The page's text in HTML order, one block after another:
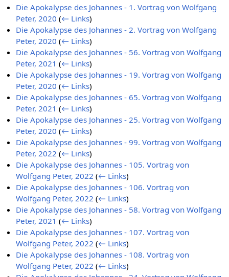
Die Apokalypse des Johannes - 1. Vortrag von Wolfgang
Peter, 2020 (← Links)
Die Apokalypse des Johannes - 2. Vortrag von Wolfgang
Peter, 2020 (← Links)
Die Apokalypse des Johannes - 56. Vortrag von Wolfgang
Peter, 2021 (← Links)
Die Apokalypse des Johannes - 19. Vortrag von Wolfgang
Peter, 2020 (← Links)
Die Apokalypse des Johannes - 65. Vortrag von Wolfgang
Peter, 2021 (← Links)
Die Apokalypse des Johannes - 25. Vortrag von Wolfgang
Peter, 2020 (← Links)
Die Apokalypse des Johannes - 99. Vortrag von Wolfgang
Peter, 2022 (← Links)
Die Apokalypse des Johannes - 105. Vortrag von
Wolfgang Peter, 2022 (← Links)
Die Apokalypse des Johannes - 106. Vortrag von
Wolfgang Peter, 2022 (← Links)
Die Apokalypse des Johannes - 58. Vortrag von Wolfgang
Peter, 2021 (← Links)
Die Apokalypse des Johannes - 107. Vortrag von
Wolfgang Peter, 2022 (← Links)
Die Apokalypse des Johannes - 108. Vortrag von
Wolfgang Peter, 2022 (← Links)